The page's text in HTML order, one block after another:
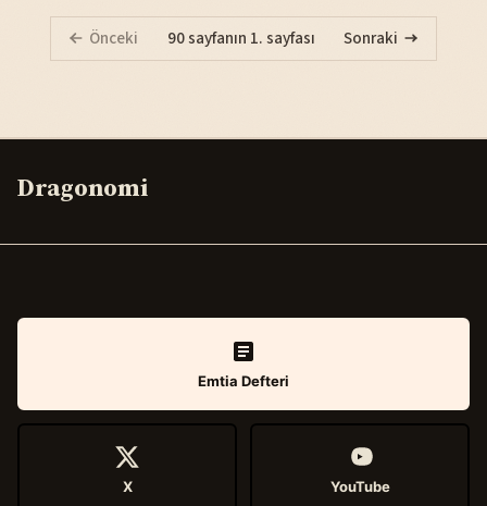
Önceki 90 sayfanın 1. sayfası Sonraki
Dragonomi
Emtia Defteri
X YouTube